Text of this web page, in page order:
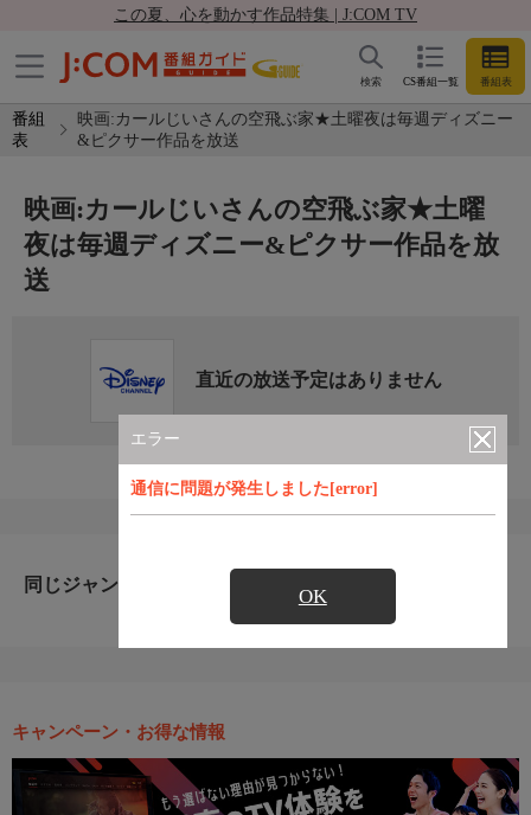
この夏、心を動かす作品特集 | J:COM TV
CS番組一覧 番組表
検索
番組
表
映画:カールじいさんの空飛ぶ家★土曜夜は毎週ディズニー
&ピクサー作品を放送
エラー
通信に問題が発生しました[error]
OK
映画:カールじいさんの空飛ぶ家★土曜
夜は毎週ディズニー&ピクサー作品を放
送
直近の放送予定はありません
同じジャンルのおすすめ番組
キャンペーン・お得な情報